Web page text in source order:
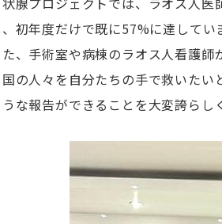
、初年度だけで既に57%に達してい
た、手術室や病棟のラオス人看護師
国の人々を自分たちの手で救いた
うな報告ができることを大変誇らし